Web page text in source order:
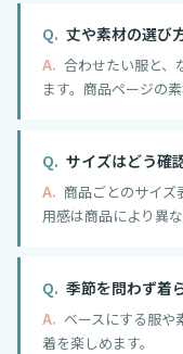
丈や素材の選び
合わせたい服と、
ます。商品ページの
サイズはどう確
商品ごとのサイズ
用感は商品により異な
季節を問わず着
ベースにする服や
着を楽しめます。